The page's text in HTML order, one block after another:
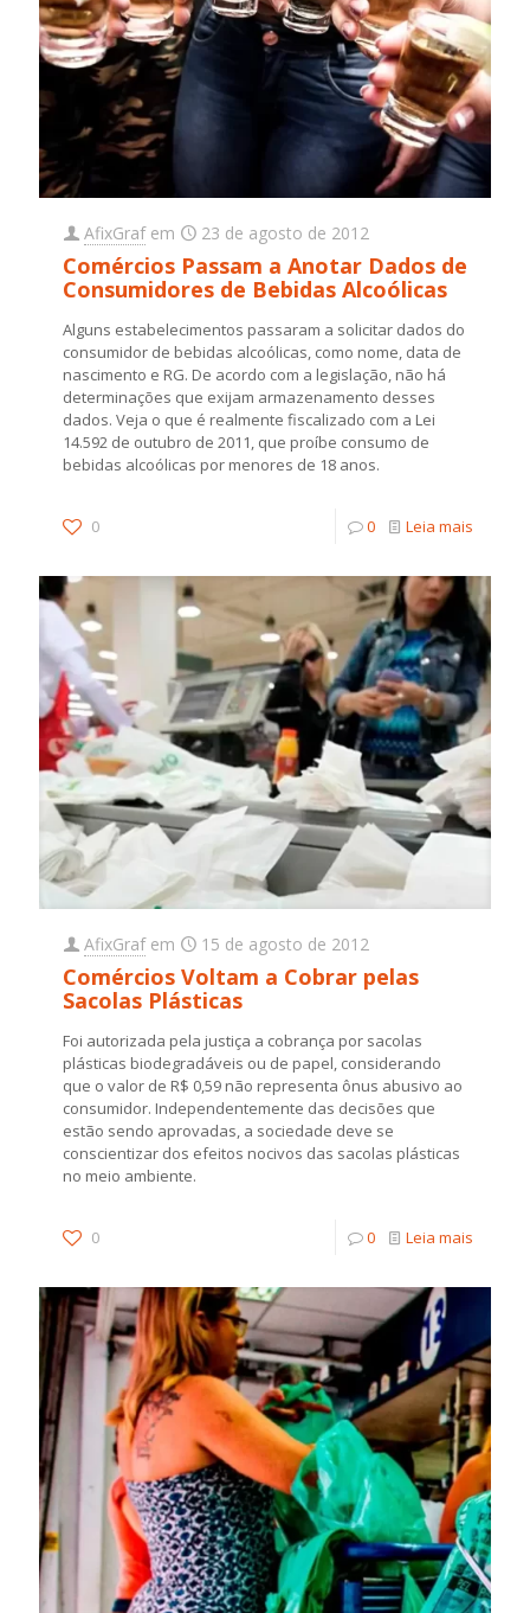
AfixGraf em 23 de agosto de 2012
Comércios Passam a Anotar Dados de
Consumidores de Bebidas Alcoólicas
Alguns estabelecimentos passaram a solicitar dados do
consumidor de bebidas alcoólicas, como nome, data de
nascimento e RG. De acordo com a legislação, não há
determinações que exijam armazenamento desses
dados. Veja o que é realmente fiscalizado com a Lei
14.592 de outubro de 2011, que proíbe consumo de
bebidas alcoólicas por menores de 18 anos.
0 0 Leia mais
AfixGraf em 15 de agosto de 2012
Comércios Voltam a Cobrar pelas
Sacolas Plásticas
Foi autorizada pela justiça a cobrança por sacolas
plásticas biodegradáveis ou de papel, considerando
que o valor de R$ 0,59 não representa ônus abusivo ao
consumidor. Independentemente das decisões que
estão sendo aprovadas, a sociedade deve se
conscientizar dos efeitos nocivos das sacolas plásticas
no meio ambiente.
0 0 Leia mais